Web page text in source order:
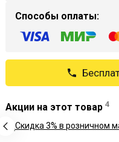
Способы оплаты:
Акции на этот товар 4